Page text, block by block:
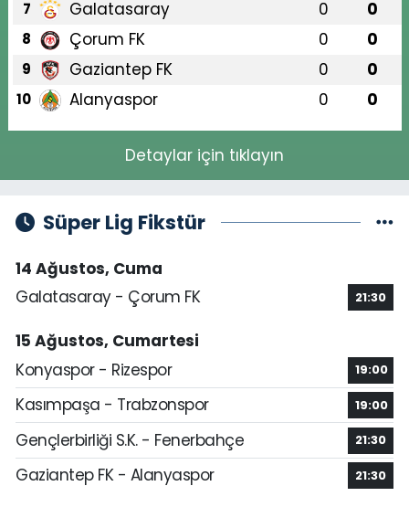
7 Galatasaray 0 0
8 Çorum FK 0 0
9 Gaziantep FK 0 0
10 Alanyaspor 0 0
Detaylar için tıklayın
Süper Lig Fikstür
14 Ağustos, Cuma
Galatasaray - Çorum FK
21:30
15 Ağustos, Cumartesi
Konyaspor - Rizespor
19:00
Kasımpaşa - Trabzonspor 19:00
Gençlerbirliği S.K. - Fenerbahçe 21:30
Gaziantep FK - Alanyaspor 21:30